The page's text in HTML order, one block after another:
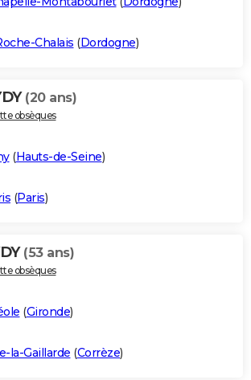
Chalais (Dordogne)
(20 ans)
obsèques
(Hauts-de-Seine)
(Paris)
(53 ans)
obsèques
(Gironde)
la-Gaillarde (Corrèze)